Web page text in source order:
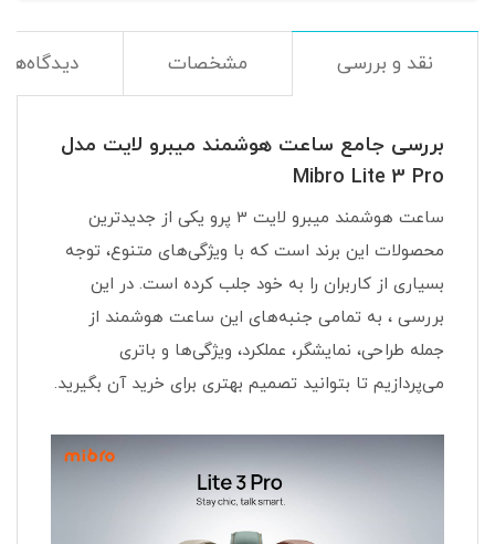
نقد و بررسی مشخصات دیدگاه‌ها
بررسی جامع ساعت هوشمند میبرو لایت مدل
Mibro Lite 3 Pro
ساعت هوشمند میبرو لایت 3 پرو یکی از جدیدترین
محصولات این برند است که با ویژگی‌های متنوع، توجه
بسیاری از کاربران را به خود جلب کرده است. در این
بررسی ، به تمامی جنبه‌های این ساعت هوشمند از
جمله طراحی، نمایشگر، عملکرد، ویژگی‌ها و باتری
می‌پردازیم تا بتوانید تصمیم بهتری برای خرید آن بگیرید.